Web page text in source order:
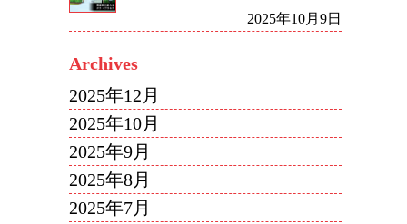
2025年10月9日
Archives
2025年12月
2025年10月
2025年9月
2025年8月
2025年7月